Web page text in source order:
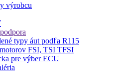
výrobcu
typy áut podľa R115
FSI, TSI TFSI
pre výber ECU